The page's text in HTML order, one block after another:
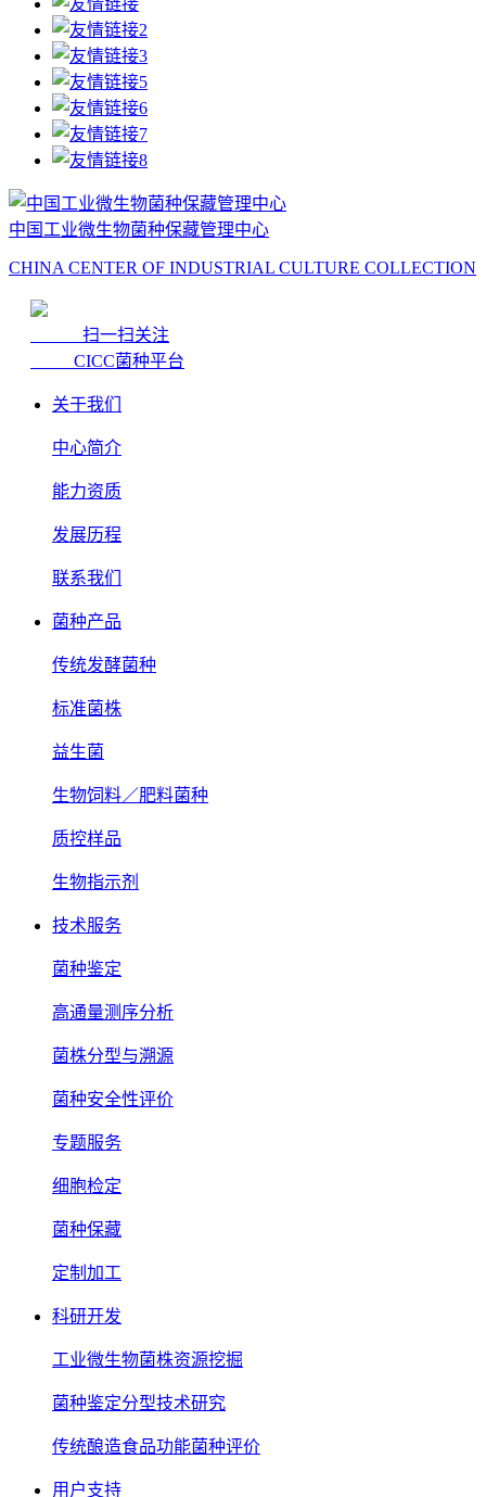
中国工业微生物菌种保藏管理中心
CHINA CENTER OF INDUSTRIAL CULTURE COLLECTION
扫一扫关注
CICC菌种平台
关于我们
中心简介
能力资质
发展历程
联系我们
菌种产品
传统发酵菌种
标准菌株
益生菌
生物饲料／肥料菌种
质控样品
生物指示剂
技术服务
菌种鉴定
高通量测序分析
菌株分型与溯源
菌种安全性评价
专题服务
细胞检定
菌种保藏
定制加工
科研开发
工业微生物菌株资源挖掘
菌种鉴定分型技术研究
传统酿造食品功能菌种评价
用户支持